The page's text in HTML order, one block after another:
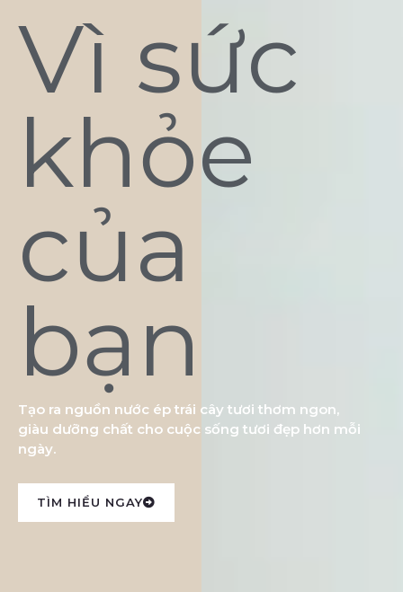
Vì sức
khỏe
của
bạn
Tạo ra nguồn nước ép trái cây tươi thơm ngon,
giàu dưỡng chất cho cuộc sống tươi đẹp hơn mỗi
ngày.
TÌM HIỂU NGAY